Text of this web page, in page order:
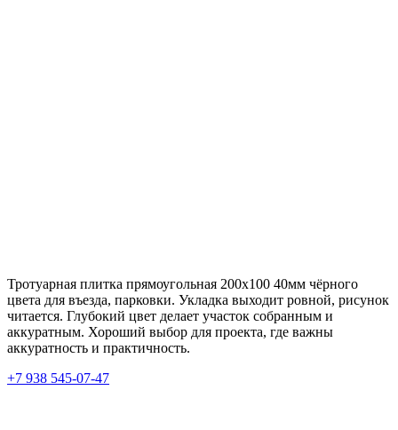
Тротуарная плитка прямоугольная 200х100 40мм чёрного
цвета для въезда, парковки. Укладка выходит ровной, рисунок
читается. Глубокий цвет делает участок собранным и
аккуратным. Хороший выбор для проекта, где важны
аккуратность и практичность.
+7 938 545-07-47